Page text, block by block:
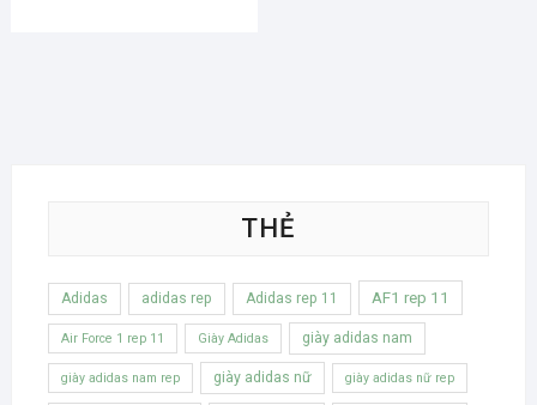
THẺ
Adidas adidas rep Adidas rep 11 AF1 rep 11
Air Force 1 rep 11 Giày Adidas giày adidas nam
giày adidas nam rep giày adidas nữ giày adidas nữ rep